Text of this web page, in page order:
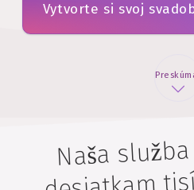
Vytvorte si svoj
Naša